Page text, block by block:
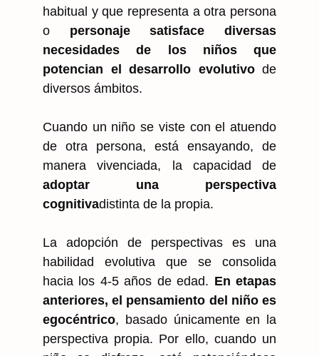
habitual y que representa a otra persona
o personaje satisface diversas
necesidades de los niños que
potencian el desarrollo evolutivode
diversos ámbitos.
Cuando un niño se viste con el atuendo
de otra persona, está ensayando, de
manera vivenciada, la capacidad de
adoptar una perspectiva
cognitivadistinta de la propia.
La adopción de perspectivas es una
habilidad evolutiva que se consolida
hacia los 4-5 años de edad. En etapas
anteriores, el pensamiento del niño es
egocéntrico, basado únicamente en la
perspectiva propia. Por ello, cuando un